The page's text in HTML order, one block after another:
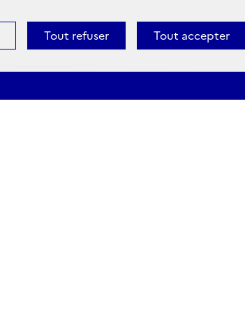
Tout accepter
Tout refuser